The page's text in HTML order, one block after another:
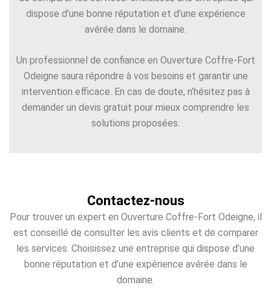
dispose d’une bonne réputation et d’une expérience
avérée dans le domaine.
Un professionnel de confiance en Ouverture Coffre-Fort
Odeigne saura répondre à vos besoins et garantir une
intervention efficace. En cas de doute, n’hésitez pas à
demander un devis gratuit pour mieux comprendre les
solutions proposées.
Contactez-nous
Pour trouver un expert en Ouverture Coffre-Fort Odeigne, il
est conseillé de consulter les avis clients et de comparer
les services. Choisissez une entreprise qui dispose d’une
bonne réputation et d’une expérience avérée dans le
domaine.